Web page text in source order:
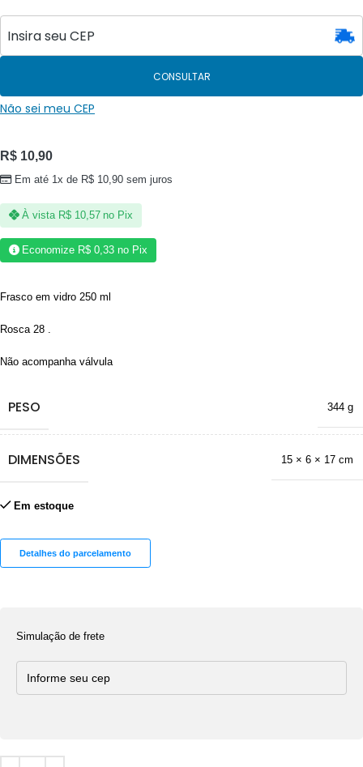
CONSULTAR
Não sei meu CEP
R$ 10,90
Em até 1x de R$ 10,90 sem juros
À vista R$10,57 no Pix
Economize R$ 0,33 no Pix
Frasco em vidro 250 ml
Rosca 28 .
Não acompanha válvula
PESO 344 g
DIMENSÕES 15 × 6 × 17 cm
Em estoque
Detalhes do parcelamento
Simulação de frete